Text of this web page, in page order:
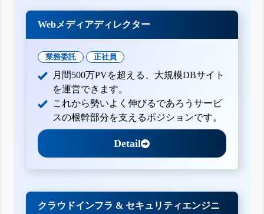
Webメディアディレクター
業務委託 正社員
月間500万PVを超える、大規模DBサイト
を運営できます。
これから勢いよく伸びるであろうサービ
スの根幹部分を支えるポジションです。
Detail
クラウドインフラ & セキュリティエンジニ